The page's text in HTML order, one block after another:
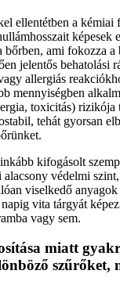
ellentétben a kémiai
képesek
bőrben, ami fokozza a
jelentős behatolási
allergiás
mennyiségben
toxicitás)
tehát gyorsan
kifogásolt
védelmi
viselkedő
vita tárgyát
vagy sem.
miatt
szűrőket,